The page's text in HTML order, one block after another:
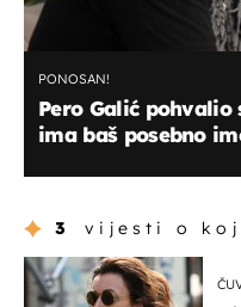
PONOSAN!
Pero Galić
ima baš posebno
3 vijesti o